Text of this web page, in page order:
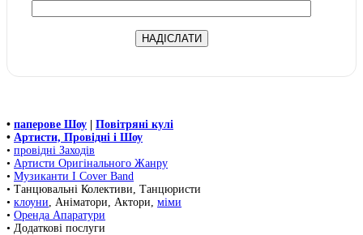
• паперове Шоу | Повітряні кулі
• Артисти, Провідні і Шоу
• провідні Заходів
• Артисти Оригінального Жанру
• Музиканти І Cover Band
• Танцювальні Колективи, Танцюристи
• клоуни , Аніматори, Актори, міми
• Оренда Апаратури
• Додаткові послуги